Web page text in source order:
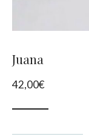
Juana
42,00€